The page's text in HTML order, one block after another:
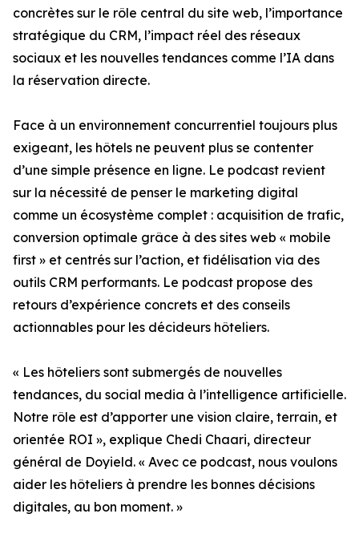
concrètes sur le rôle central du site web, l’importance
stratégique du CRM, l’impact réel des réseaux
sociaux et les nouvelles tendances comme l’IA dans
la réservation directe.
Face à un environnement concurrentiel toujours plus
exigeant, les hôtels ne peuvent plus se contenter
d’une simple présence en ligne. Le podcast revient
sur la nécessité de penser le marketing digital
comme un écosystème complet : acquisition de trafic,
conversion optimale grâce à des sites web « mobile
first » et centrés sur l’action, et fidélisation via des
outils CRM performants. Le podcast propose des
retours d’expérience concrets et des conseils
actionnables pour les décideurs hôteliers.
« Les hôteliers sont submergés de nouvelles
tendances, du social media à l’intelligence artificielle.
Notre rôle est d’apporter une vision claire, terrain, et
orientée ROI », explique Chedi Chaari, directeur
général de Doyield. « Avec ce podcast, nous voulons
aider les hôteliers à prendre les bonnes décisions
digitales, au bon moment. »